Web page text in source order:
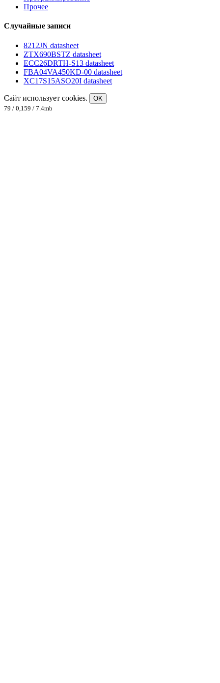
Прочее
Случайные записи
8212JN datasheet
ZTX690BSTZ datasheet
ECC26DRTH-S13 datasheet
FBA04VA450KD-00 datasheet
XC17S15ASO20I datasheet
Сайт использует cookies.
OK
79 / 0,159 / 7.4mb